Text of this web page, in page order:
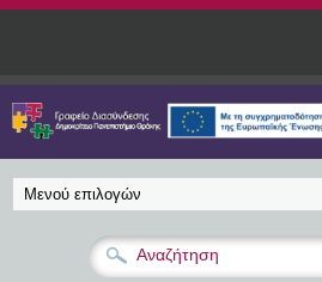
Παράκαμψη προς το κυρίως περιεχόμενο